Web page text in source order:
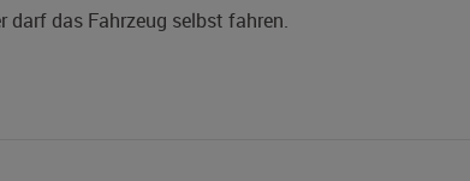
darf das Fahrzeug selbst fahren.